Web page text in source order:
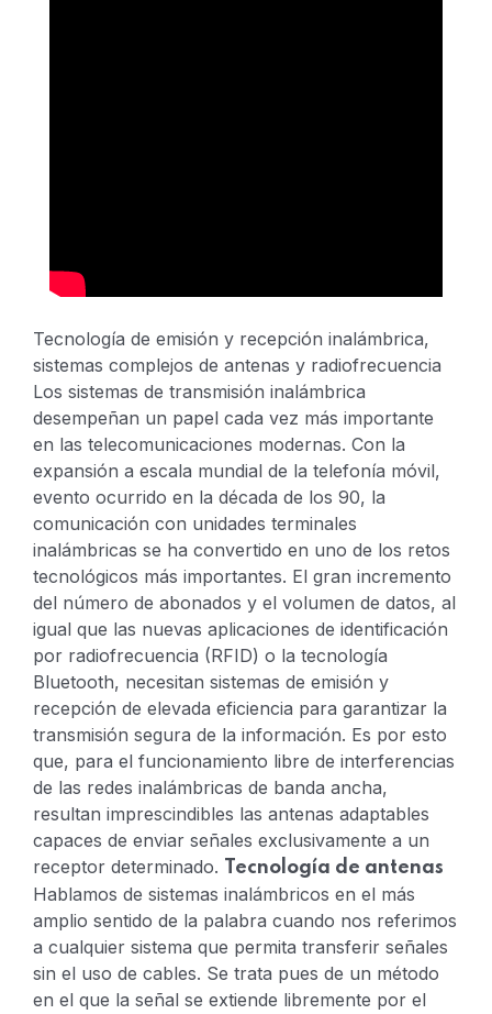
Tecnología de emisión y recepción inalámbrica,
sistemas complejos de antenas y radiofrecuencia
Los sistemas de transmisión inalámbrica
desempeñan un papel cada vez más importante
en las telecomunicaciones modernas. Con la
expansión a escala mundial de la telefonía móvil,
evento ocurrido en la década de los 90, la
comunicación con unidades terminales
inalámbricas se ha convertido en uno de los retos
tecnológicos más importantes. El gran incremento
del número de abonados y el volumen de datos, al
igual que las nuevas aplicaciones de identificación
por radiofrecuencia (RFID) o la tecnología
Bluetooth, necesitan sistemas de emisión y
recepción de elevada eficiencia para garantizar la
transmisión segura de la información. Es por esto
que, para el funcionamiento libre de interferencias
de las redes inalámbricas de banda ancha,
resultan imprescindibles las antenas adaptables
capaces de enviar señales exclusivamente a un
receptor determinado. Tecnología de antenas
Hablamos de sistemas inalámbricos en el más
amplio sentido de la palabra cuando nos referimos
a cualquier sistema que permita transferir señales
sin el uso de cables. Se trata pues de un método
en el que la señal se extiende libremente por el